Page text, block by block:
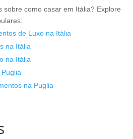
sobre como casar em Itália? Explore
de Luxo na Itália
na Itália
na Itália
na Puglia